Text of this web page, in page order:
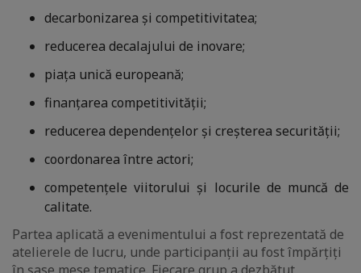
decarbonizarea și competitivitatea;
reducerea decalajului de inovare;
piața unică europeană;
finanțarea competitivității;
reducerea dependențelor și creșterea securității;
coordonarea între actori;
competențele viitorului și locurile de muncă de
calitate.
Partea aplicată a evenimentului a fost reprezentată de
atelierele de lucru, unde participanții au fost împărțiți